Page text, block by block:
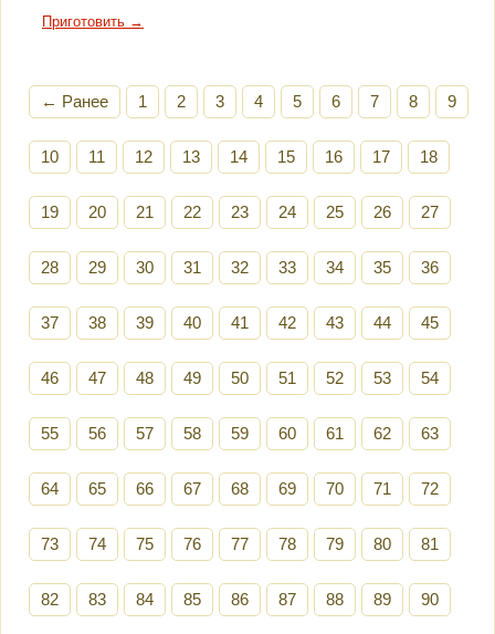
Приготовить →
← Ранее 1 2 3 4 5 6 7 8 9
10 11 12 13 14 15 16 17 18
19 20 21 22 23 24 25 26 27
28 29 30 31 32 33 34 35 36
37 38 39 40 41 42 43 44 45
46 47 48 49 50 51 52 53 54
55 56 57 58 59 60 61 62 63
64 65 66 67 68 69 70 71 72
73 74 75 76 77 78 79 80 81
82 83 84 85 86 87 88 89 90